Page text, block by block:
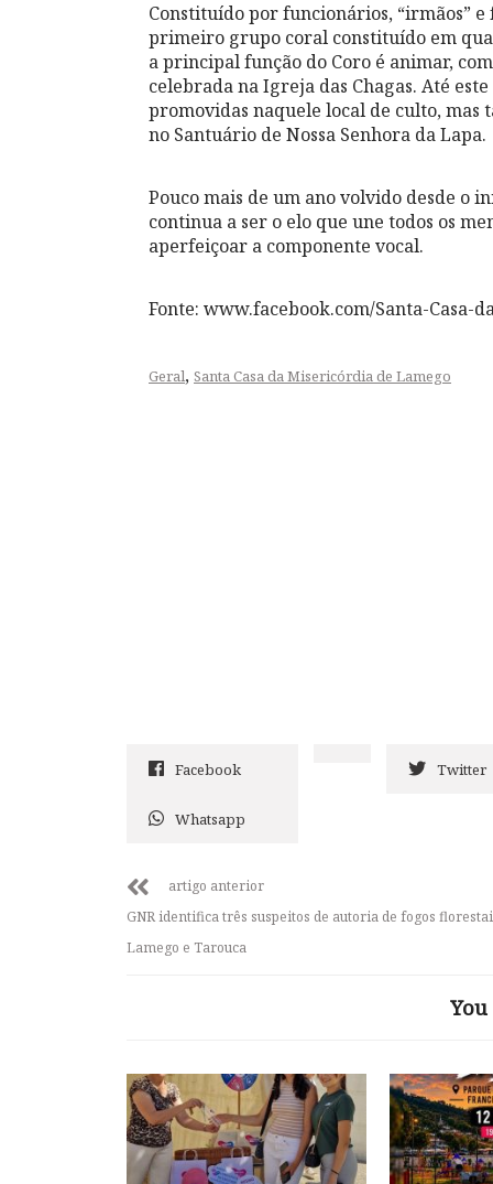
Constituído por funcionários, “irmãos”
primeiro grupo coral constituído em
a principal função do Coro é animar,
celebrada na Igreja das Chagas. Até
promovidas naquele local de culto, mas
no Santuário de Nossa Senhora da Lapa.
Pouco mais de um ano volvido desde o
continua a ser o elo que une todos os
aperfeiçoar a componente vocal.
Fonte: www.facebook.com/Santa-Casa-
Geral, Santa Casa da Misericórdia de Lamego
Facebook Twitter
Whatsapp
artigo anterior
GNR identifica três suspeitos de autoria de fogos
Lamego e Tarouca